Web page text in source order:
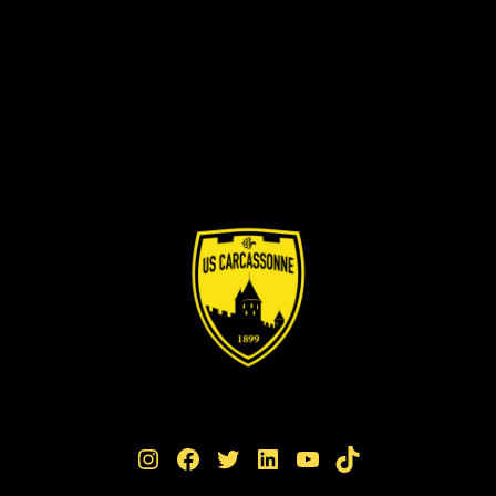
Instagram Facebook Twitter LinkedIn YouTube TikTok